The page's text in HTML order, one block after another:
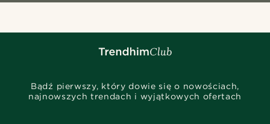
Bądź pierwszy, który dowie się o nowościach,
najnowszych trendach i wyjątkowych ofertach